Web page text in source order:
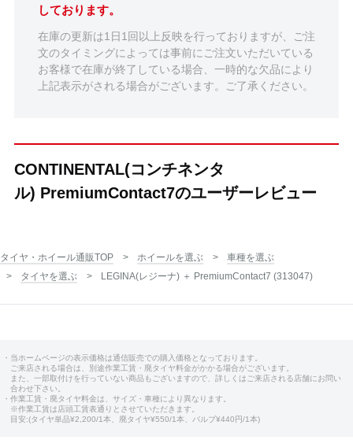
しております。
在庫の更新は1日1回以上反映を行っておりますが、ご注
文のタイミングによっては事前にご注文いただいている
お客様で在庫が終了している場合、一時的な欠品により
上記表示がされる場合がございます。ご了承ください。
CONTINENTAL(コンチネンタ
ル) PremiumContact7のユーザーレビュー
タイヤ・ホイール通販TOP ホイールを選ぶ
車種を選ぶ
タイヤを選ぶ
LEGINA(レジーナ) ＋ PremiumContact7 (313047)
・当ホームページの表示価格は通信販売での購入価格となっております。
ご来店される場合は、別途作業工賃・廃タイヤ料金がかかる場合がございます。
また、一部取付けを行っていない商品もございますので、詳しくはご来店される店舗にお問い
合わせ下さい。
・作業工賃・廃タイヤ料金は、サイズ・車種により異なります。
※作業工賃は店頭工賃表通りとさせていただきます。
目安:(タイヤ単品¥2,200/1本、廃タイヤ¥550/1本、バルブ¥440円/1本)